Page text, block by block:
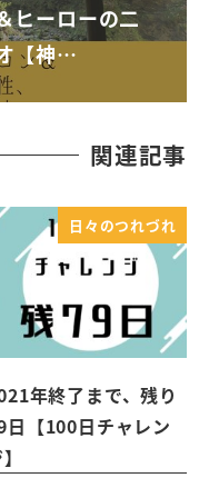
ヒーローの二
【神…
関連記事
日々のつれづれ
年終了まで、残り
日【100日チャレン